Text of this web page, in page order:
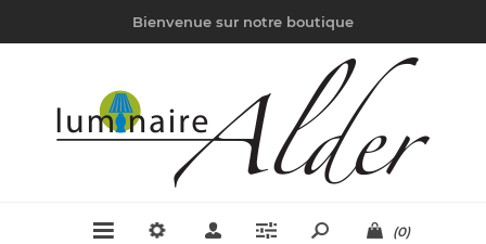
Bienvenue sur notre boutique
(0)